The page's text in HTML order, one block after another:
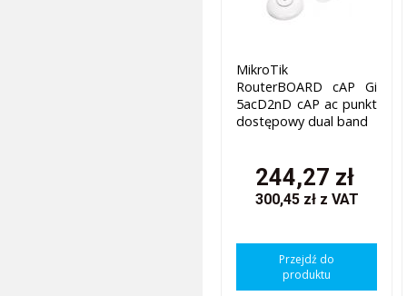
MikroTik
RouterBOARD cAP Gi
5acD2nD cAP ac punkt
dostępowy dual band
244,27 zł
300,45 zł z VAT
Przejdź do
produktu